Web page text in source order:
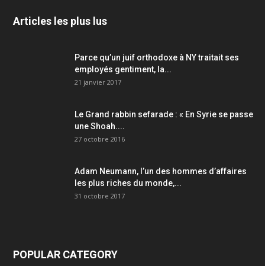
Articles les plus lus
Parce qu’un juif orthodoxe à NY traitait ses
employés gentiment, la...
21 janvier 2017
Le Grand rabbin sefarade : « En Syrie se passe
une Shoah....
27 octobre 2016
Adam Neumann, l’un des hommes d’affaires
les plus riches du monde,...
31 octobre 2017
POPULAR CATEGORY